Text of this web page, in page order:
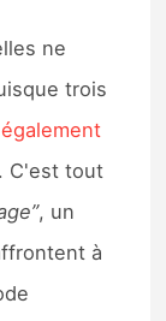
ne
trois
C'est tout
, un
à